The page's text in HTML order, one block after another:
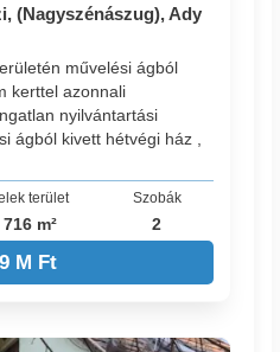
(Nagyszénászug), Ady
művelési ágból
kerttel azonnali
nyilvántartási
ágból kivett hétvégi ház ,
terület
716 m²
Szobák
2
M Ft